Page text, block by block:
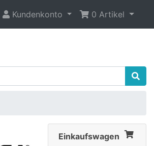
Kundenkonto 0 Artikel
Einkaufswagen